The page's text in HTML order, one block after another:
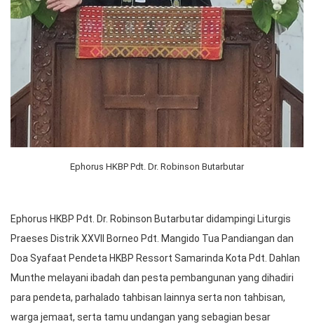
Ephorus HKBP Pdt. Dr. Robinson Butarbutar
Ephorus HKBP Pdt. Dr. Robinson Butarbutar didampingi Liturgis
Praeses Distrik XXVII Borneo Pdt. Mangido Tua Pandiangan dan
Doa Syafaat Pendeta HKBP Ressort Samarinda Kota Pdt. Dahlan
Munthe melayani ibadah dan pesta pembangunan yang dihadiri
para pendeta, parhalado tahbisan lainnya serta non tahbisan,
warga jemaat, serta tamu undangan yang sebagian besar